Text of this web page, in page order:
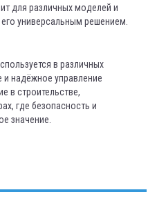
для различных моделей и
универсальным решением.
в различных
и надёжное управление
в строительстве,
где безопасность и
значение.